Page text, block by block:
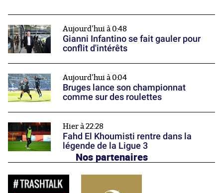
Aujourd'hui à 0:48
Gianni Infantino se fait gauler pour
conflit d'intérêts
Aujourd'hui à 0:04
Bruges lance son championnat
comme sur des roulettes
Hier à 22:28
Fahd El Khoumisti rentre dans la
légende de la Ligue 3
Nos partenaires